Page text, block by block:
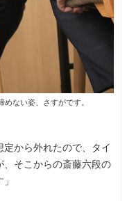
ない姿、さすがです。
から外れたので、タイ
、そこからの斎藤六段の